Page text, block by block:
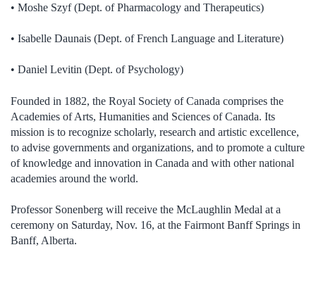
• Moshe Szyf (Dept. of Pharmacology and Therapeutics)
• Isabelle Daunais (Dept. of French Language and Literature)
• Daniel Levitin (Dept. of Psychology)
Founded in 1882, the Royal Society of Canada comprises the
Academies of Arts, Humanities and Sciences of Canada. Its
mission is to recognize scholarly, research and artistic excellence,
to advise governments and organizations, and to promote a culture
of knowledge and innovation in Canada and with other national
academies around the world.
Professor Sonenberg will receive the McLaughlin Medal at a
ceremony on Saturday, Nov. 16, at the Fairmont Banff Springs in
Banff, Alberta.